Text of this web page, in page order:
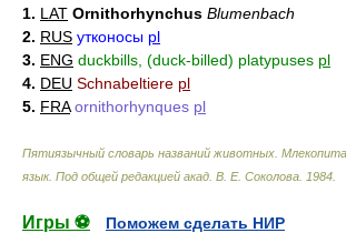
1. LAT Ornithorhynchus Blumenbach
2. RUS утконосы pl
3. ENG duckbills, (duck-billed) platypuses pl
4. DEU Schnabeltiere pl
5. FRA ornithorhynques pl
Пятиязычный словарь названий животных.
язык. Под общей редакцией акад. В. Е. Соколова 1984
Игры ⚽
Поможем сделать НИР